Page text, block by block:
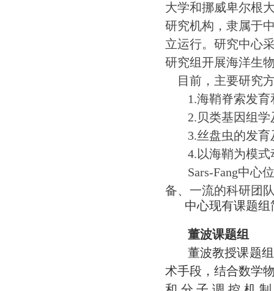
大学和挪威卑尔根
研究机构，隶属于
立运行。研究中心
研究组开展海洋生
目前，主要研究
1.海鞘脊索发
2.贝类基因组
3.丝盘虫的发
4.以海鞘为模
Sars-Fang中心
备、一流的科研团
中心现有课题
董波课题组
董波教授课题
术手段，结合数学